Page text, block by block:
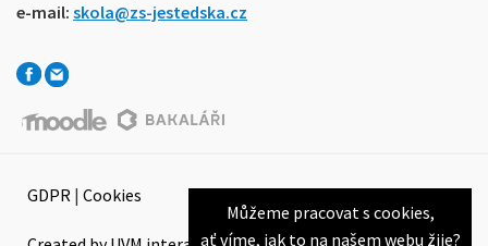
Můžeme pracovat s cookies,
ať víme, jak to na našem webu žije?
e-mail: skola@zs-jestedska.cz
GDPR | Cookies